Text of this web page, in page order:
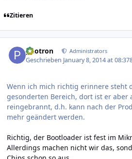
Zitieren
photron Administrators
Geschrieben January 8, 2014 at 08:37
Wenn ich mich richtig erinnere steht
gesonderten Bereich, dort ist er aber
reingebrannt, d.h. kann nach der
mehr geändert werden.
Richtig, der Bootloader ist fest im
Allerdings machen nicht wir das,